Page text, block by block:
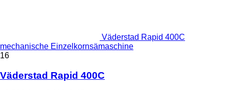
Väderstad Rapid 400C
mechanische Einzelkornsämaschine
16
Väderstad Rapid 400C